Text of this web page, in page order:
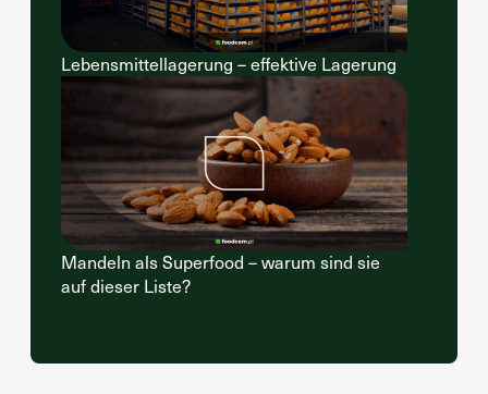
Lebensmittellagerung – effektive Lagerung
Mandeln als Superfood – warum sind sie
auf dieser Liste?